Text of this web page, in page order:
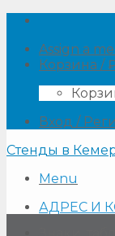
Skip
contentAssign a
Корзина /
Вход /
Стенды в
Menu
АДРЕС И